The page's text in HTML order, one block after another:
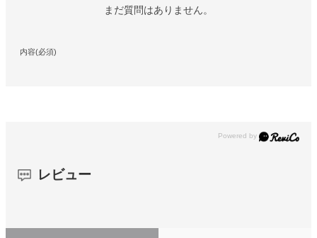
まだ質問はありません。
内容(必須)
レビュー